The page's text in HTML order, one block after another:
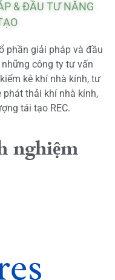
& ĐẦU TƯ NĂNG
phần giải pháp và đầu
công ty tư vấn
kê khí nhà kính, tư
phát thải khí nhà kính,
tái tạo REC.
nghiệm